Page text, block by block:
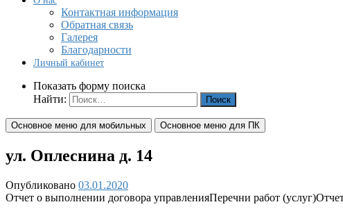
Контактная информация
Обратная связь
Галерея
Благодарности
Личный кабинет
Показать форму поиска
Найти:
Основное меню для мобильных Основное меню для ПК
ул. Оплеснина д. 14
Опубликовано 03.01.2020
Отчет о выполнении договора управленияПеречни работ (услуг)